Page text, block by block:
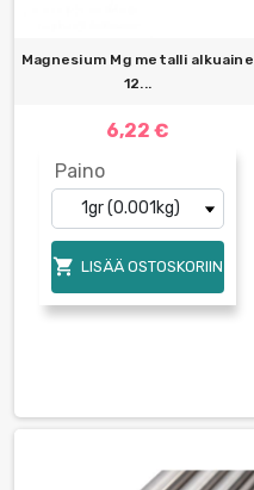
Magnesium Mg metalli alkuaine
12...
6,22 €
Paino
 LISÄÄ OSTOSKORIIN